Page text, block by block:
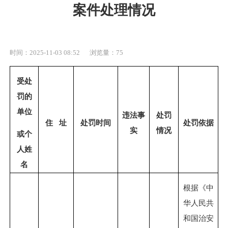
案件处理情况
时间：2025-11-03 08:52 浏览量： 75
受处
罚的
单位
或个
人姓
名
住 址 处罚时间
违法事
实
处罚
情况
处罚依据
根据《中
华人民共
和国治安